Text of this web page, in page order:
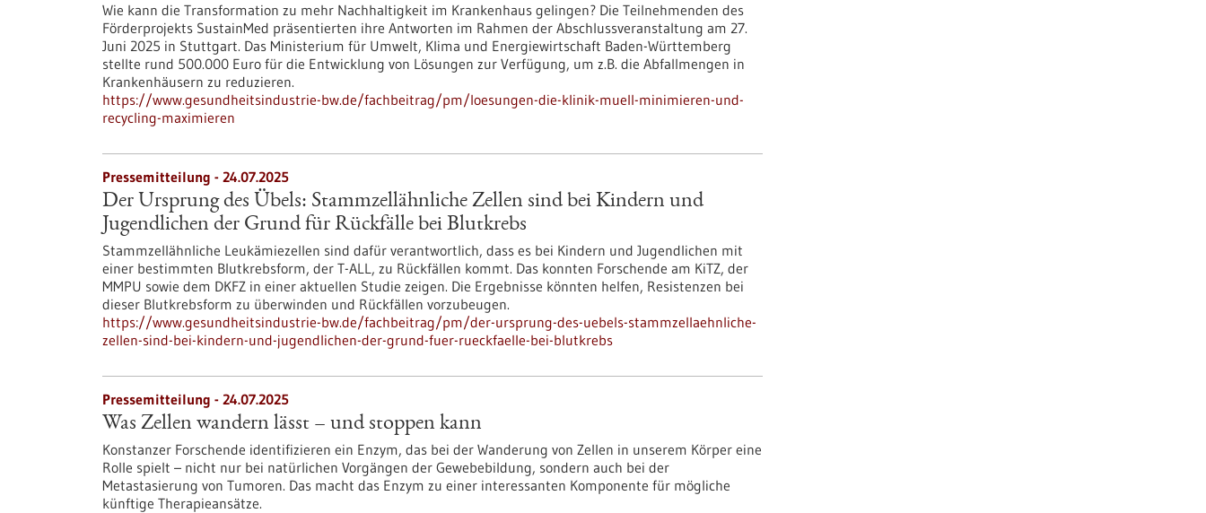
Wie kann die Transformation zu mehr Nachhaltigkeit im Krankenhaus gelingen? Die Teilnehmenden des
Förderprojekts SustainMed präsentierten ihre Antworten im Rahmen der Abschlussveranstaltung am 27.
Juni 2025 in Stuttgart. Das Ministerium für Umwelt, Klima und Energiewirtschaft Baden-Württemberg
stellte rund 500.000 Euro für die Entwicklung von Lösungen zur Verfügung, um z.B. die Abfallmengen in
Krankenhäusern zu reduzieren.
https://www.gesundheitsindustrie-bw.de/fachbeitrag/pm/loesungen-die-klinik-muell-minimieren-und-
recycling-maximieren
Pressemitteilung - 24.07.2025
Der Ursprung des Übels: Stammzellähnliche Zellen sind bei Kindern und
Jugendlichen der Grund für Rückfälle bei Blutkrebs
Stammzellähnliche Leukämiezellen sind dafür verantwortlich, dass es bei Kindern und Jugendlichen mit
einer bestimmten Blutkrebsform, der T-ALL, zu Rückfällen kommt. Das konnten Forschende am KiTZ, der
MMPU sowie dem DKFZ in einer aktuellen Studie zeigen. Die Ergebnisse könnten helfen, Resistenzen bei
dieser Blutkrebsform zu überwinden und Rückfällen vorzubeugen.
https://www.gesundheitsindustrie-bw.de/fachbeitrag/pm/der-ursprung-des-uebels-stammzellaehnliche-
zellen-sind-bei-kindern-und-jugendlichen-der-grund-fuer-rueckfaelle-bei-blutkrebs
Pressemitteilung - 24.07.2025
Was Zellen wandern lässt – und stoppen kann
Konstanzer Forschende identifizieren ein Enzym, das bei der Wanderung von Zellen in unserem Körper eine
Rolle spielt – nicht nur bei natürlichen Vorgängen der Gewebebildung, sondern auch bei der
Metastasierung von Tumoren. Das macht das Enzym zu einer interessanten Komponente für mögliche
künftige Therapieansätze.